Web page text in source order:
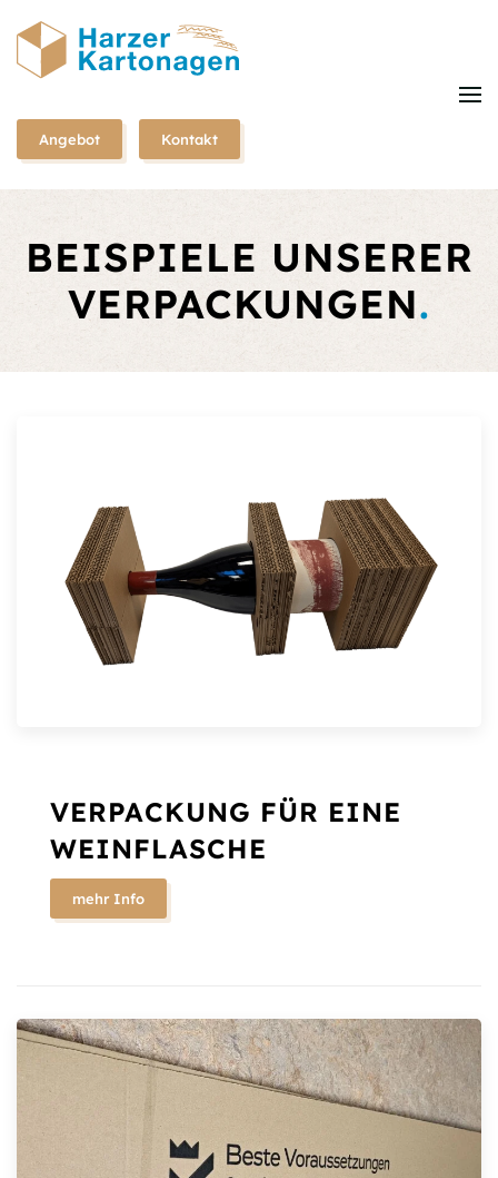
Zum
springen
Angebot Kontakt
BEISPIELE UNSERER
VERPACKUNGEN.
VERPACKUNG FÜR EINE
WEINFLASCHE
mehr Info